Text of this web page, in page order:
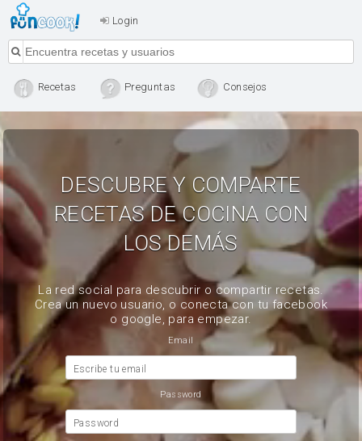
Login
Recetas Preguntas Consejos
DESCUBRE Y COMPARTE
RECETAS DE COCINA CON
LOS DEMÁS
La red social para descubrir o compartir recetas.
Crea un nuevo usuario, o conecta con tu facebook
o google, para empezar.
Email
Escribe tu email
Password
Password